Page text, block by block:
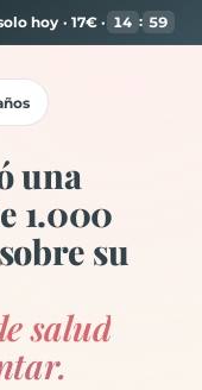
hoy · 17€ · 14 : 59
una
1.000
su
salud